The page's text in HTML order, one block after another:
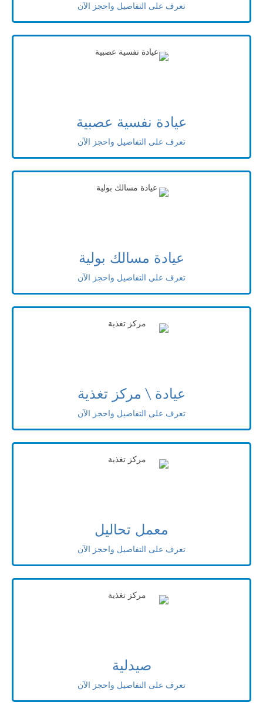
تعرف على التفاصيل واحجز الآن
عيادة نفسية عصبية
تعرف على التفاصيل واحجز الآن
عيادة مسالك بولية
تعرف على التفاصيل واحجز الآن
عيادة \ مركز تغذية
تعرف على التفاصيل واحجز الآن
معمل تحاليل
تعرف على التفاصيل واحجز الآن
صيدلية
تعرف على التفاصيل واحجز الآن